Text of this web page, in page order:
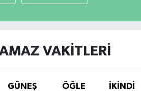
VAKITLERI
GÜNEŞ ÖĞLE İKINDI